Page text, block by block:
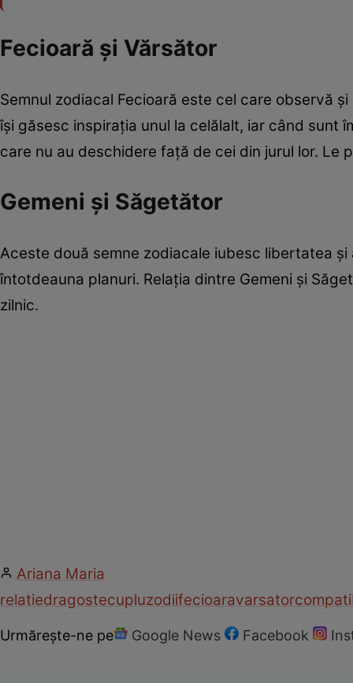
Fecioară şi Vărsător
Semnul zodiacal Fecioară este cel care observă
îşi găsesc inspiraţia unul la celălalt, iar când sunt
care nu au deschidere faţă de cei din jurul lor. Le
Gemeni şi Săgetător
Aceste două semne zodiacale iubesc libertatea
întotdeauna planuri. Relaţia dintre Gemeni şi
zilnic.
Ariana Maria
relatiedragostecupluzodiifecioaravarsator
Urmărește-ne pe Google News Facebook